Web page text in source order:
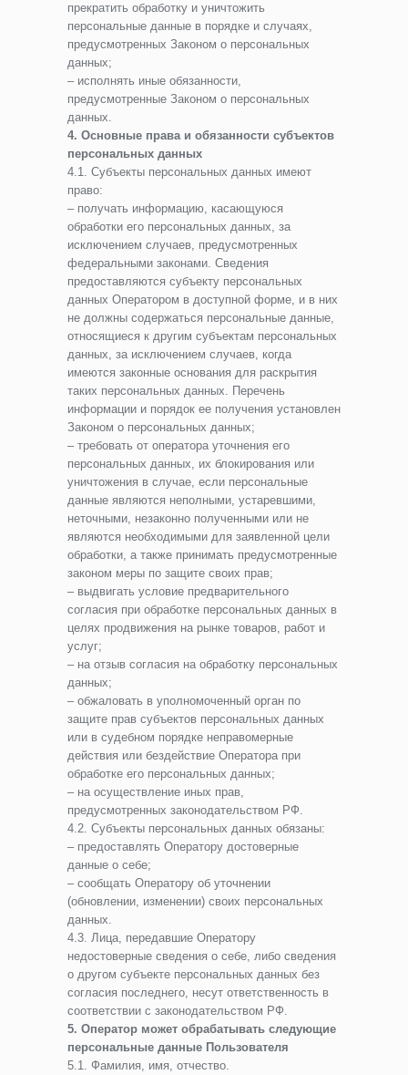
прекратить обработку и уничтожить
персональные данные в порядке и случаях,
предусмотренных Законом о персональных
данных;
– исполнять иные обязанности,
предусмотренные Законом о персональных
данных.
4. Основные права и обязанности субъектов
персональных данных
4.1. Субъекты персональных данных имеют
право:
– получать информацию, касающуюся
обработки его персональных данных, за
исключением случаев, предусмотренных
федеральными законами. Сведения
предоставляются субъекту персональных
данных Оператором в доступной форме, и в них
не должны содержаться персональные данные,
относящиеся к другим субъектам персональных
данных, за исключением случаев, когда
имеются законные основания для раскрытия
таких персональных данных. Перечень
информации и порядок ее получения установлен
Законом о персональных данных;
– требовать от оператора уточнения его
персональных данных, их блокирования или
уничтожения в случае, если персональные
данные являются неполными, устаревшими,
неточными, незаконно полученными или не
являются необходимыми для заявленной цели
обработки, а также принимать предусмотренные
законом меры по защите своих прав;
– выдвигать условие предварительного
согласия при обработке персональных данных в
целях продвижения на рынке товаров, работ и
услуг;
– на отзыв согласия на обработку персональных
данных;
– обжаловать в уполномоченный орган по
защите прав субъектов персональных данных
или в судебном порядке неправомерные
действия или бездействие Оператора при
обработке его персональных данных;
– на осуществление иных прав,
предусмотренных законодательством РФ.
4.2. Субъекты персональных данных обязаны:
– предоставлять Оператору достоверные
данные о себе;
– сообщать Оператору об уточнении
(обновлении, изменении) своих персональных
данных.
4.3. Лица, передавшие Оператору
недостоверные сведения о себе, либо сведения
о другом субъекте персональных данных без
согласия последнего, несут ответственность в
соответствии с законодательством РФ.
5. Оператор может обрабатывать следующие
персональные данные Пользователя
5.1. Фамилия, имя, отчество.